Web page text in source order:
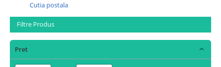
Cutia postala
Filtre Produs
Pret